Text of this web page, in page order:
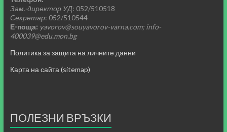
Зам.-директор УД: 052/510518
Секретар: 052/510544
Е-поща: yavorov@souyavorov-varna.com; info-
400039@edu.mon.bg
Политика за защита на личните данни
Карта на сайта (sitemap)
ПОЛЕЗНИ ВРЪЗКИ